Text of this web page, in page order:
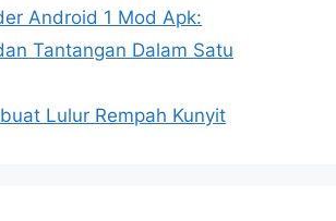
Android 1 Mod Apk:
Tantangan Dalam Satu
Lulur Rempah Kunyit